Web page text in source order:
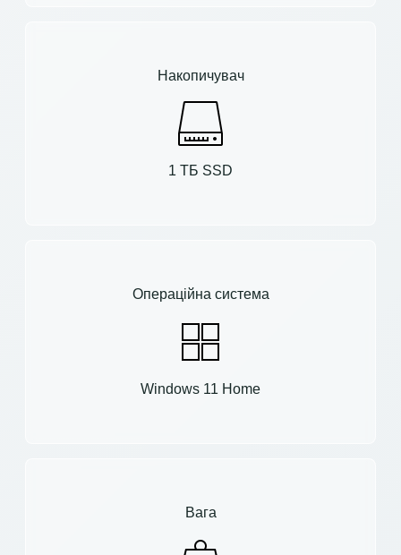
Накопичувач
1 ТБ SSD
Операційна система
Windows 11 Home
Вага